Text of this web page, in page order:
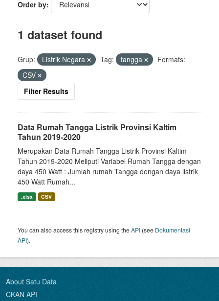
Order by
1 dataset found
Grup: Listrik Negara Tag: tangga
Formats:
CSV
Filter Results
Data Rumah Tangga Listrik Provinsi Kaltim
Tahun 2019-2020
Merupakan Data Rumah Tangga Listrik Provinsi Kaltim
Tahun 2019-2020 Meliputi Variabel Rumah Tangga dengan
daya 450 Watt : Jumlah rumah Tangga dengan daya listrik
450 Watt Rumah...
.xlsx CSV
You can also access this registry using theAPI (see Dokumentasi
API).
About Satu Data
CKAN API